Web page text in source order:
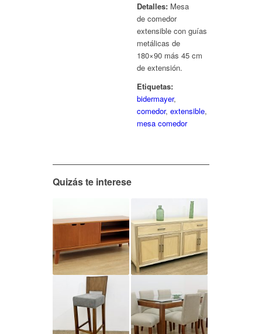
Detalles: Mesa
de comedor
extensible con guías
metálicas de
180×90 más 45 cm
de extensión.
Etiquetas:
bidermayer,
comedor, extensible,
mesa comedor
Quizás te interese